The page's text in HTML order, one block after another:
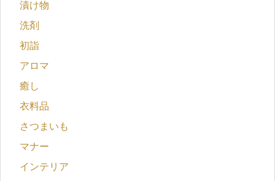
漬け物
洗剤
初詣
アロマ
癒し
衣料品
さつまいも
マナー
インテリア